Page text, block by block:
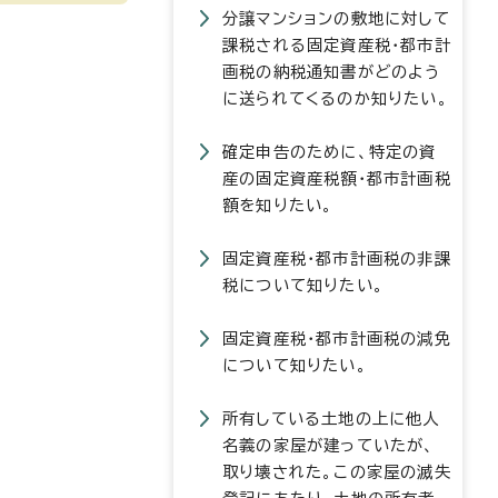
分譲マンションの敷地に対して
課税される固定資産税・都市計
画税の納税通知書がどのよう
に送られてくるのか知りたい。
確定申告のために、特定の資
産の固定資産税額・都市計画税
額を知りたい。
固定資産税・都市計画税の非課
税について知りたい。
固定資産税・都市計画税の減免
について知りたい。
所有している土地の上に他人
名義の家屋が建っていたが、
取り壊された。この家屋の滅失